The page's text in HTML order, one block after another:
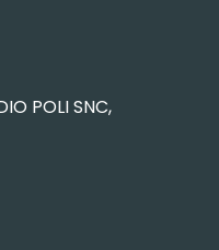
POLI SNC,